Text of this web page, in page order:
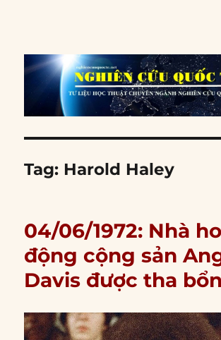
Tag: Harold Haley
04/06/1972: Nhà
động cộng sản
Davis được tha